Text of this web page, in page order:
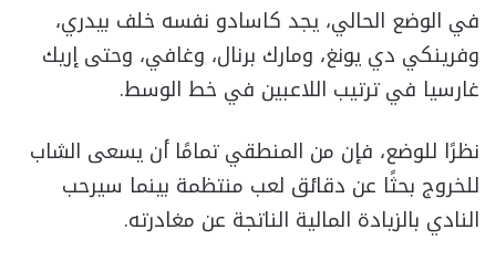
في الوضع الحالي، يجد كاسادو نفسه خلف بيدري،
وفرينكي دي يونغ، ومارك برنال، وغافي، وحتى إريك
غارسيا في ترتيب اللاعبين في خط الوسط.
نظرًا للوضع، فإن من المنطقي تمامًا أن يسعى الشاب
للخروج بحثًا عن دقائق لعب منتظمة بينما سيرحب
النادي بالزيادة المالية الناتجة عن مغادرته.